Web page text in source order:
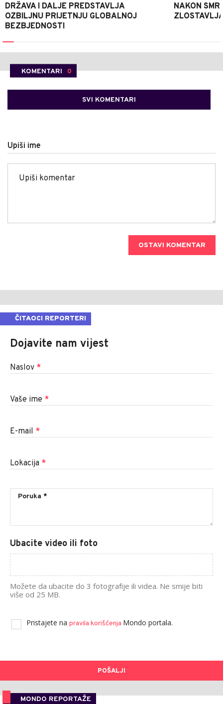
DRŽAVA I DALJE PREDSTAVLJA
OZBILJNU PRIJETNJU GLOBALNOJ
BEZBJEDNOSTI
NAKON
KOMENTARI 0
SVI KOMENTARI
Upiši ime
OSTAVI KOMENTAR
ČITAOCI REPORTERI
Dojavite nam vijest
Naslov *
Vaše ime *
E-mail *
Lokacija *
Ubacite video ili foto
Možete da ubacite do 3 fotografije ili videa. Ne smije biti
više od 25 MB.
Pristajete na pravila korišćenja Mondo portala.
POŠALJI
MONDO REPORTAŽE